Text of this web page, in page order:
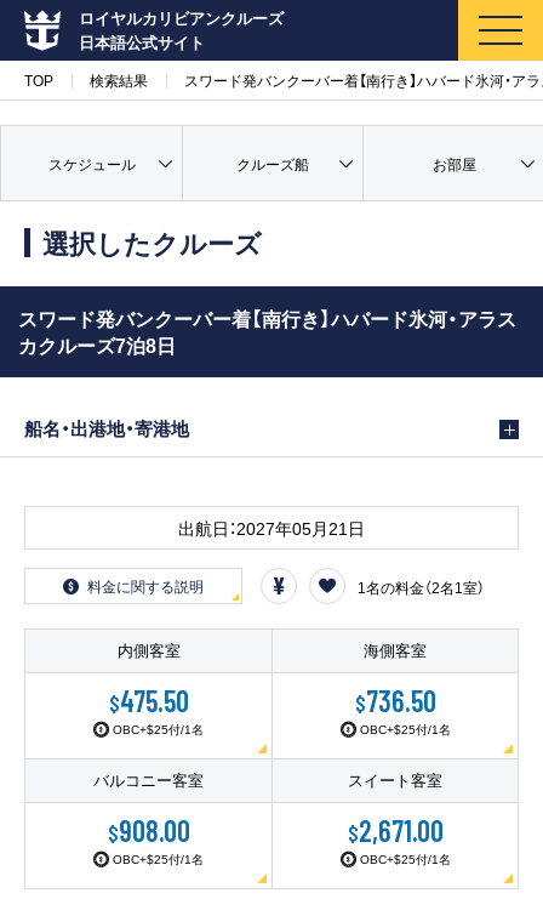
ロイヤルカリビアンクルーズ
日本語公式サイト
マイページ
クルーズ検索
クルーズの楽しみ方
客船のご案内
寄港地ガイド
トピックス パンフレット
ご予約後の流れ お問い合わせ
よくあるご質問
ロイヤルカリビアンが選ば
TOP 検索結果 スワード発バンクーバー着【南行き】ハバード氷河・ア
スケジュール クルーズ船 お部屋
選択したクルーズ
スワード発バンクーバー着【南行き】ハバード氷河・アラス
カクルーズ7泊8日
船名・出港地・寄港地
出航日：2027年05月21日
料金に関する説明 1名の料金（2名1室）
内側客室
$475.50
OBC+$25付/1名
海側客室
$736.50
OBC+$25付/1名
バルコニー客室
$908.00
OBC+$25付/1名
スイート客室
$2,671.00
OBC+$25付/1名